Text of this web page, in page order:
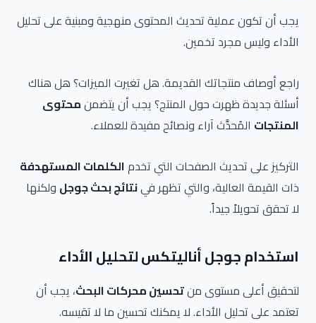
يجب أن تكون عملية تحديث المحتوى منهجية ومبنية على تحليل
الأداء وليس مجرد تخمين.
راجع أوصاف منتجاتك القديمة. هل تغيرت الميزات؟ هل هناك
أسئلة جديدة ظهرت حول المنتج؟ يجب أن يتضمنمحتوى
المنتجات المُحدَّث آراء ونصائح مفيدة للعملاء.
التركيز على تحديث الصفحات التي تخدمالكلمات المستهدفة
ذات القيمة العالية، والتي تظهر فينتائج بحث جوجل ولكنها
لا تحقق تحويلاً جيداً.
استخدام جوجل أناليتكس لتحليل الأداء
لتحقيق أعلى مستوى منتحسين محركات البحث، يجب أن
تعتمد على تحليل الأداء. لا يمكنك تحسين ما لا تقيسه.